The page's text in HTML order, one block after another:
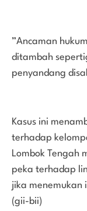
”Ancaman
ditambah
penyandang
Kasus ini
terhadap
Lombok Tengah
peka terhadap
jika menemukan
(gii-bii)